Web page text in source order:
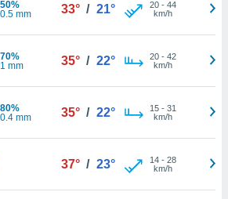
50%
0.5 mm
33° / 21° 20- 44
km/h
70%
1 mm
35° / 22° 20- 42
km/h
80%
0.4 mm
35° / 22° 15- 31
km/h
37° / 23° 14- 28
km/h